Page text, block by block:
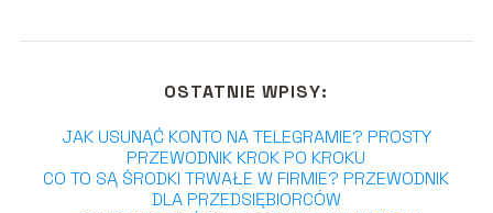
OSTATNIE WPISY:
JAK USUNĄĆ KONTO NA TELEGRAMIE? PROSTY
PRZEWODNIK KROK PO KROKU
CO TO SĄ ŚRODKI TRWAŁE W FIRMIE? PRZEWODNIK
DLA PRZEDSIĘBIORCÓW